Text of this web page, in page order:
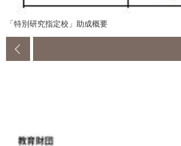
「特別研究指定校」助成概要